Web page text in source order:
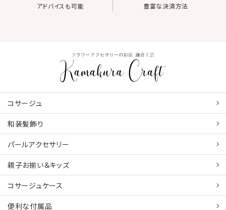
アドバイスも可能
豊富な決済方法
コサージュ
和装髪飾り
パールアクセサリー
親子お揃い＆キッズ
コサージュケース
便利な付属品